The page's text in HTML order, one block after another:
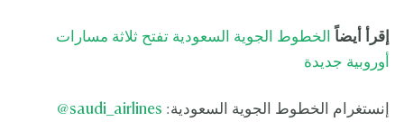
إقرأ أيضاً
الخطوط الجوية السعودية تفتح ثلاثة مسارات
أوروبية جديدة
إنستغرام الخطوط الجوية السعودية: saudi_airlines
@